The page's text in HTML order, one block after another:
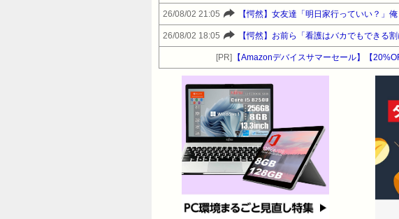
26/08/02 21:05 【愕然】女友達「明日家行っていい？
26/08/02 18:05
[PR]